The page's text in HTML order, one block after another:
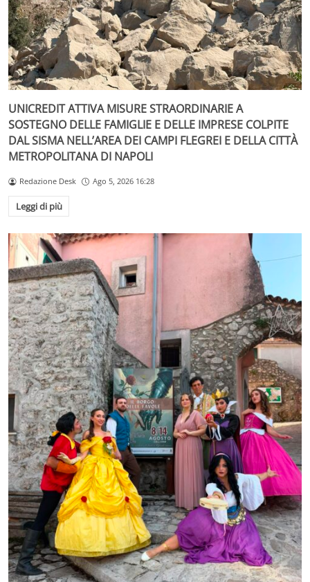
UNICREDIT ATTIVA MISURE STRAORDINARIE A
SOSTEGNO DELLE FAMIGLIE E DELLE IMPRESE COLPITE
DAL SISMA NELL’AREA DEI CAMPI FLEGREI E DELLA CITTÀ
METROPOLITANA DI NAPOLI
Redazione Desk Ago 5, 2026 16:28
Leggi di più